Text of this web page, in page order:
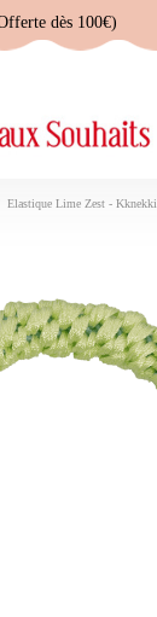
dès 100€)
Elastique Lime Zest - Kknekki